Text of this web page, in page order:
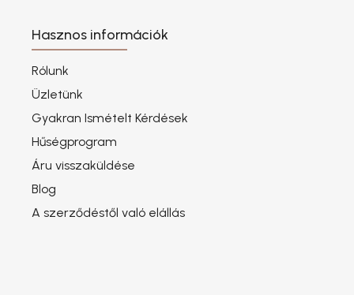
Hasznos információk
Rólunk
Üzletünk
Gyakran Ismételt Kérdések
Hűségprogram
Áru visszaküldése
Blog
A szerződéstől való elállás